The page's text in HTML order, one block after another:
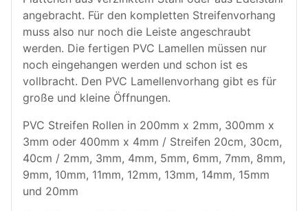
angebracht. Für den kompletten Streifenvorhang
muss also nur noch die Leiste angeschraubt
werden. Die fertigen PVC Lamellen müssen nur
noch eingehangen werden und schon ist es
vollbracht. Den PVC Lamellenvorhang gibt es für
große und kleine Öffnungen.
PVC Streifen Rollen in 200mm x 2mm, 300mm x
3mm oder 400mm x 4mm / Streifen 20cm, 30cm,
40cm / 2mm, 3mm, 4mm, 5mm, 6mm, 7mm, 8mm,
9mm, 10mm, 11mm, 12mm, 13mm, 14mm, 15mm
und 20mm